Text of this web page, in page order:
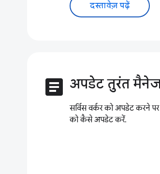
दस्तावेज़ पढ़ें
article अपडेट तुरंत
सर्विस वर्कर को अपडेट करने
को कैसे अपडेट करें.